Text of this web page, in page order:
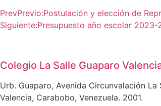
PrevPrevio:Postulación y elección de
Siguiente:Presupuesto año escolar
Colegio La Salle Guaparo
Urb. Guaparo, Avenida Circunvalación La
Valencia, Carabobo, Venezuela. 2001.